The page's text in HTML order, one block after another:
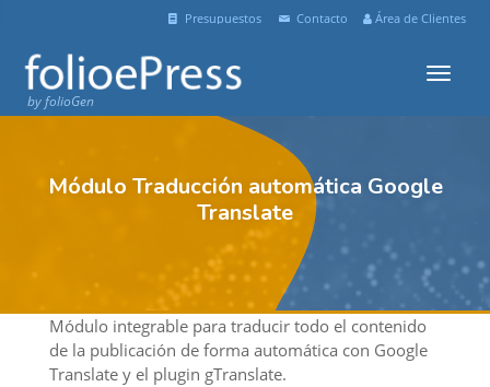
Presupuestos Contacto Área de Clientes
by folioGen
Menu
Módulo Traducción automática Google
Translate
Módulo integrable para traducir todo el contenido
de la publicación de forma automática con Google
Translate y el plugin gTranslate.